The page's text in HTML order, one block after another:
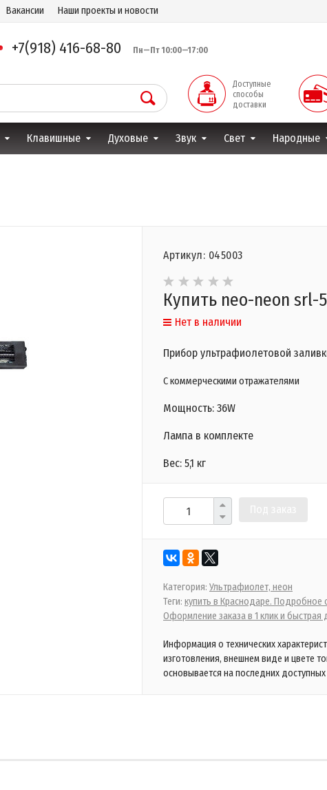
Вакансии Наши проекты и новости
+7(918) 416-68-80 Пн—Пт 10:00—17:00
Доступные
способы
доставки
Клавишные Духовые Звук Свет Народные
Артикул: 045003
Купить neo-neon srl-
Нет в наличии
Прибор ультрафиолетовой
С коммерческими отражателями
Мощность: 36W
Лампа в комплекте
Вес: 5,1 кг
Категория: Ультрафиолет, неон
Теги: купить в Краснодаре. Подробное
Оформление заказа в 1 клик и быстрая
Информация о технических
изготовления, внешнем виде и цвете
основывается на последних